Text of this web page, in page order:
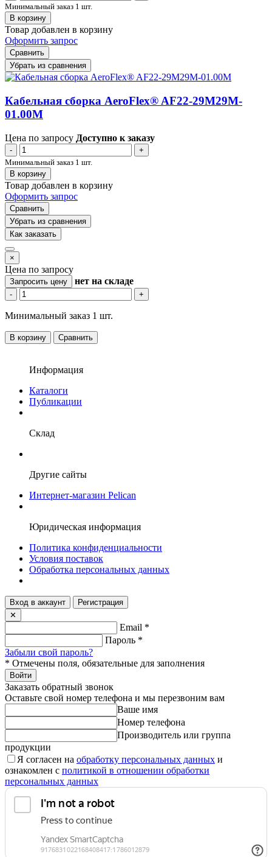
Минимальный заказ 1 шт.
В корзину
Товар добавлен в корзину
Оформить запрос
Сравнить
Убрать из сравнения
Кабельная сборка AeroFlex® AF22-29M29M-
01.00M
Цена по запросу Доступно к заказу
-
+
Минимальный заказ 1 шт.
В корзину
Товар добавлен в корзину
Оформить запрос
Сравнить
Убрать из сравнения
Как заказать
×
Цена по запросу
Запросить цену нет на складе
- +
Минимальный заказ 1 шт.
В корзину Сравнить
Информация
Каталоги
Публикации
Склад
Другие сайты
Интернет-магазин Pelican
Юридическая информация
Политика конфиденциальности
Условия поставок
Обработка персональных данных
Вход в аккаунт
Регистрация
✕
Email *
Пароль *
Забыли свой пароль?
* Отмечены поля, обязательные для заполнения
Войти
Заказать обратный звонок
Оставьте свой номер телефона и мы перезвоним вам
Ваше имя
Номер телефона
Производитель или группа
продукции
Я согласен на обработку персональных данных и
ознакомлен с политикой в отношении обработки
персональных данных